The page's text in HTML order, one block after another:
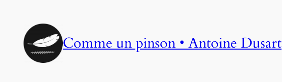
contenu
Comme un pinson • Antoine Dusart